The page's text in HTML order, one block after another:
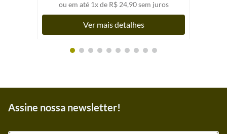
ou em até 1x de R$ 24,90sem juros
Ver mais detalhes
Assine nossa newsletter!